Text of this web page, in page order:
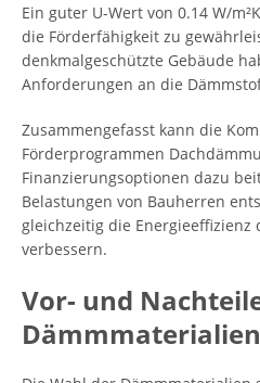
Ein guter U-Wert von 0.14 W/
die Förderfähigkeit zu
denkmalgeschützte Gebäude
Anforderungen an die
Zusammengefasst kann die
Förderprogrammen
Finanzierungsoptionen dazu
Belastungen von Bauherren
gleichzeitig die Energieeffizienz
verbessern.
Vor- und
Dämmmaterialien